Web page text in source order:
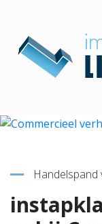
Terug naar
Handelspand